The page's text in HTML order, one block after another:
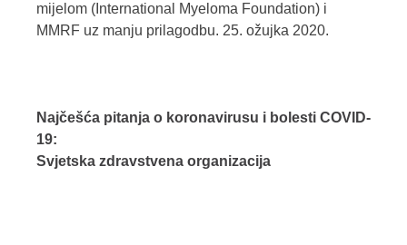
mijelom (International Myeloma Foundation) i
MMRF uz manju prilagodbu. 25. ožujka 2020.
Najčešća pitanja o koronavirusu i bolesti COVID-
19:
Svjetska zdravstvena organizacija